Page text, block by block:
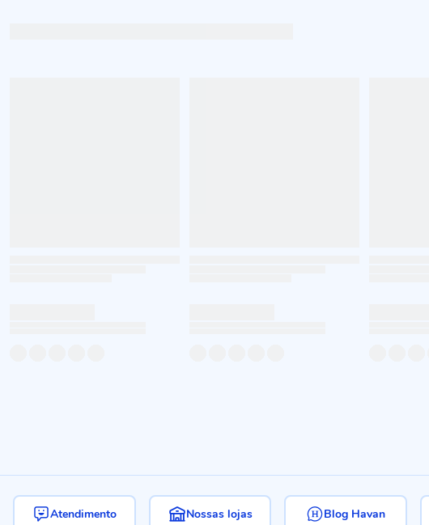
Atendimento Nossas lojas Blog Havan